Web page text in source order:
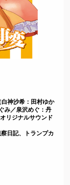
神沙希：田村ゆか
み／泉沢めぐ：丹
リジナルサウンド
日記、トランプカ